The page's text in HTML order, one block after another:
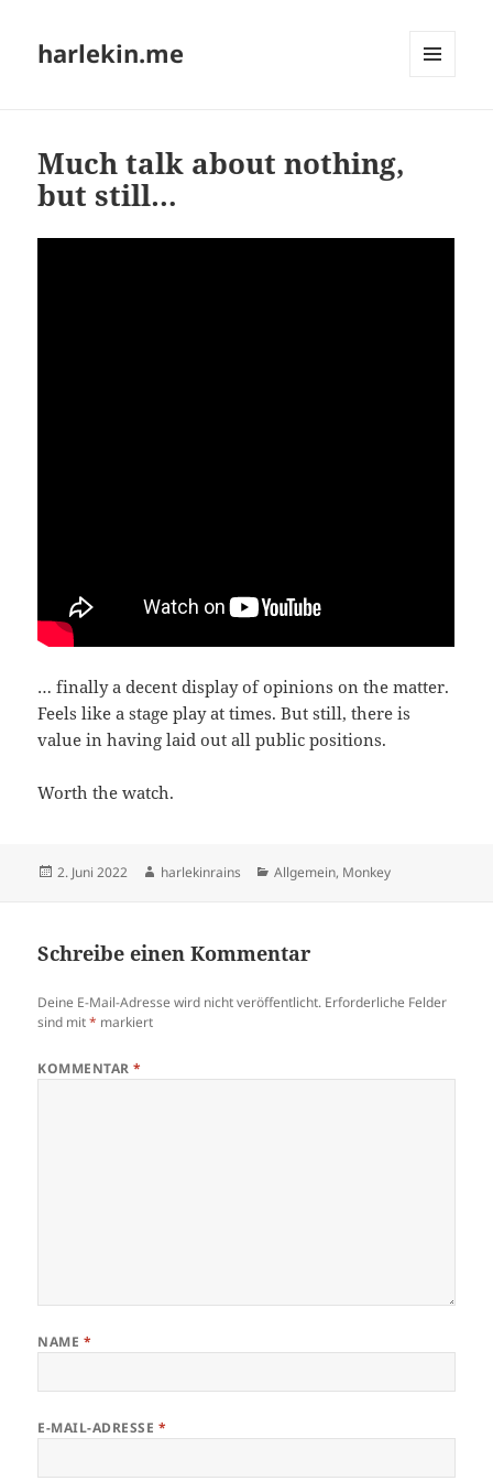
harlekin.me
Much talk about nothing,
but still…
… final­ly a decent dis­play of opi­ni­ons on the mat­ter.
Feels like a sta­ge play at times. But still, the­re is
value in having laid out all public positions.
Worth the watch.
Veröffentlicht
2. Juni 2022 Autor
harlekinrains Kategorien
Allgemein, Monkey
Schreibe einen Kommentar
Deine E-Mail-Adresse wird nicht veröffentlicht. Erforderliche Felder
sind mit* markiert
KOMMENTAR*
NAME *
E-MAIL-ADRESSE *